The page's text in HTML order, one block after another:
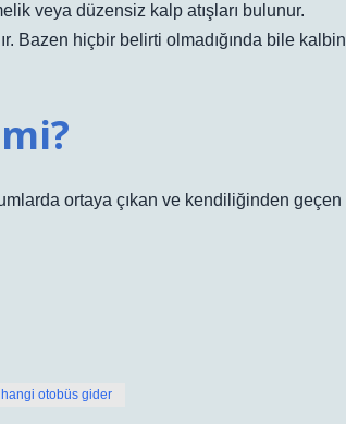
veya düzensiz kalp atışları bulunur.
Bazen hiçbir belirti olmadığında bile kalbin
ortaya çıkan ve kendiliğinden geçen
otobüs gider